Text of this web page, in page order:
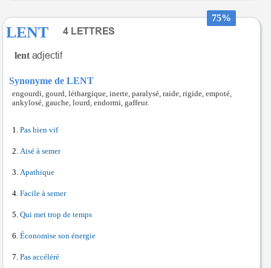
75%
LENT
lent
Synonyme de LENT
engourdi, gourd, léthargique, inerte, paralysé, raide, rigide, empoté,
ankylosé, gauche, lourd, endormi, gaffeur.
Pas bien vif
Aisé à semer
Apathique
Facile à semer
Qui met trop de temps
Économise son énergie
Pas accéléré